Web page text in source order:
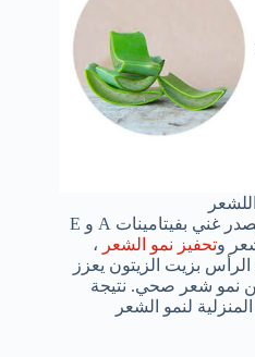
قبل كل شيء فإن زيت الزيتون مصدر غني بفيتامينات A و E
وتحفيز نمو الشعر ،
بزيت الزيتون يعزز
نمو شعر صحي. نتيجة
لنمو الشعر